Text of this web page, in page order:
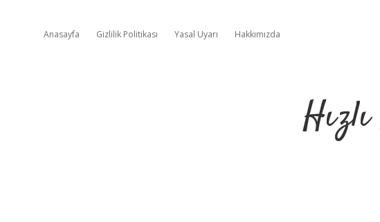
Anasayfa Gizlilik Politikası Yasal Uyarı Hakkımızda